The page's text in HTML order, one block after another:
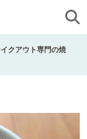
クアウト専門の焼